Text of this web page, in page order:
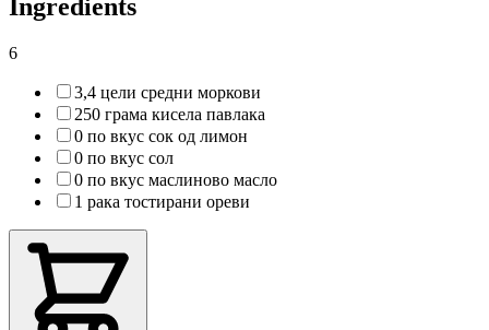
Ingredients
6
3,4 цели средни моркови
250 грама кисела павлака
0 по вкус сок од лимон
0 по вкус сол
0 по вкус маслиново масло
1 рака тостирани ореви